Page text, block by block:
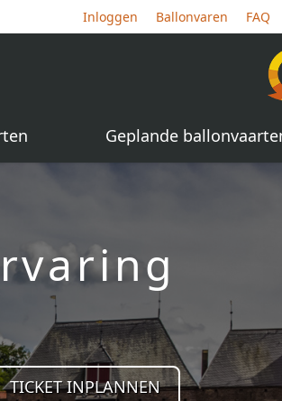
Inloggen Ballonvaren FAQ
Geplande
TICKET INPLANNEN